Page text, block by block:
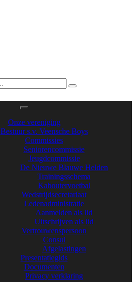
Onze vereniging
Bestuur s.v. Veensche Boys
Commissies
Seniorencommissie
Jeugdcommissie
De Nieuwe Blauwe Helden
Trainingsschema
Kaboutervoetbal
Wedstrijdsecretariaat
Ledenadministratie
Aanmelden als lid
Uitschrijven als lid
Vertrouwenspersoon
Consul
Afgelastingen
Presentatiegids
Documenten
Privacy verklaring